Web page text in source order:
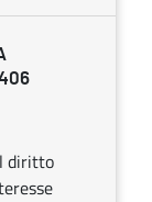
diritto